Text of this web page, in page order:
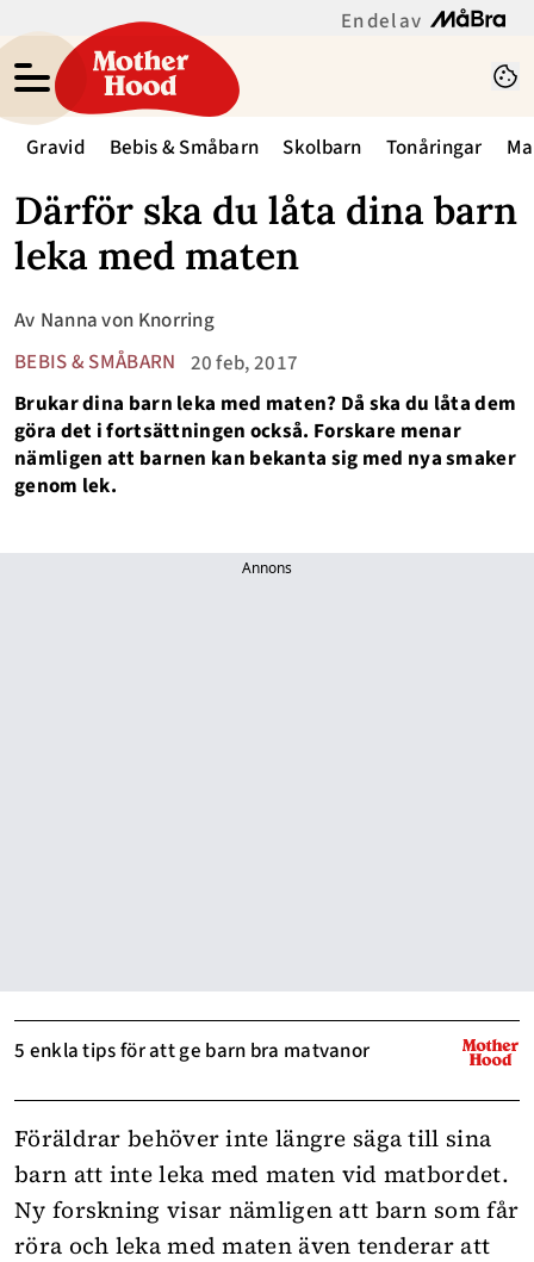
En del av
Gravid Bebis & Småbarn Skolbarn Tonåringar
Därför ska du låta dina barn
leka med maten
BEBIS & SMÅBARN 20 feb, 2017
Av Nanna von Knorring
Brukar dina barn leka med maten? Då ska du låta dem
göra det i fortsättningen också. Forskare menar
nämligen att barnen kan bekanta sig med nya smaker
genom lek.
Annons
5 enkla tips för att ge barn bra matvanor
Föräldrar behöver inte längre säga till sina
barn att inte leka med maten vid matbordet.
Ny forskning visar nämligen att barn som får
röra och leka med maten även tenderar att